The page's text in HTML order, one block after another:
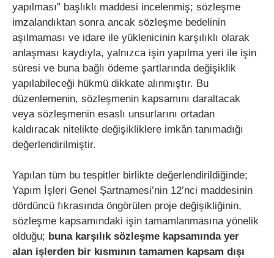
yapılması” başlıklı maddesi incelenmiş; sözleşme
imzalandıktan sonra ancak sözleşme bedelinin
aşılmaması ve idare ile yüklenicinin karşılıklı olarak
anlaşması kaydıyla, yalnızca işin yapılma yeri ile işin
süresi ve buna bağlı ödeme şartlarında değişiklik
yapılabileceği hükmü dikkate alınmıştır. Bu
düzenlemenin, sözleşmenin kapsamını daraltacak
veya sözleşmenin esaslı unsurlarını ortadan
kaldıracak nitelikte değişikliklere imkân tanımadığı
değerlendirilmiştir.
Yapılan tüm bu tespitler birlikte değerlendirildiğinde;
Yapım İşleri Genel Şartnamesi’nin 12’nci maddesinin
dördüncü fıkrasında öngörülen proje değişikliğinin,
sözleşme kapsamındaki işin tamamlanmasına yönelik
olduğu; buna karşılık sözleşme kapsamında yer
alan işlerden bir kısmının tamamen kapsam dışı